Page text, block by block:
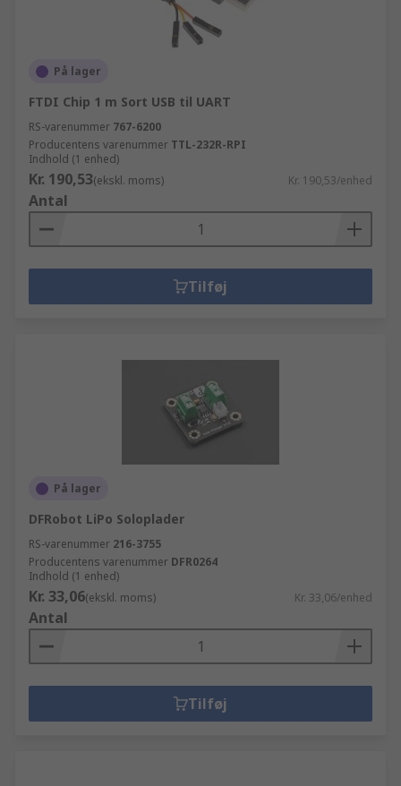
På lager
FTDI Chip 1 m Sort USB til UART
RS-varenummer 767-6200
Producentens varenummer TTL-232R-RPI
Indhold (1 enhed)
Kr. 190,53(ekskl. moms) Kr. 190,53/enhed
Antal
Tilføj
På lager
DFRobot LiPo Soloplader
RS-varenummer 216-3755
Producentens varenummer DFR0264
Indhold (1 enhed)
Kr. 33,06(ekskl. moms) Kr. 33,06/enhed
Antal
Tilføj